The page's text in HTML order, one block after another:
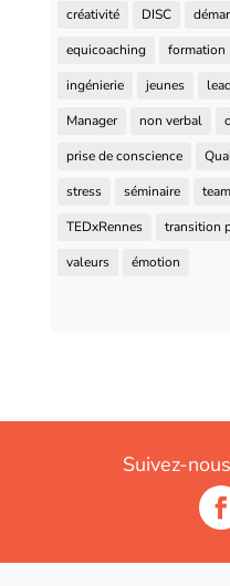
créativité
DISC
equicoaching
formation
ingénierie
jeunes
Manager
non verbal
prise de conscience
stress
séminaire
TEDxRennes
transition
valeurs
émotion
Suivez-